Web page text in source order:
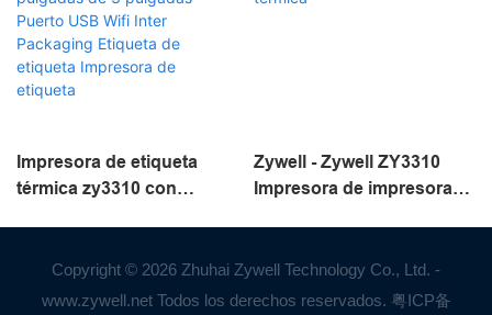
Impresora de etiqueta
térmica zy3310 con
pulgadas Puerto USB Wifi
Inter Packaging Etiqueta
Zywell - Zywell ZY3310
Impresora de impresora
Copyright © 2026 Zhuhai Zywell Technology Co., Ltd. -
www.zywell.net Todos los derechos reservados. 粤ICP备